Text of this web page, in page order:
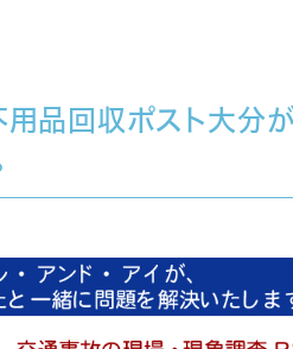
用品回収ポスト大分